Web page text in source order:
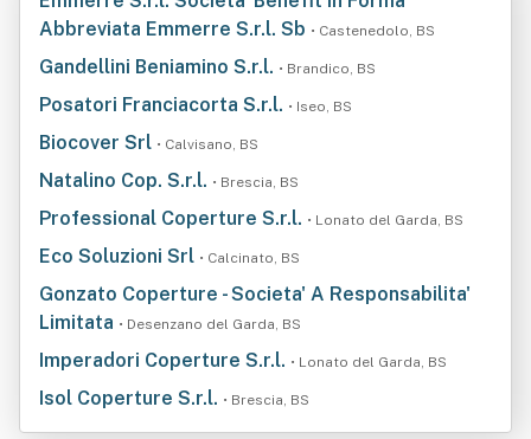
Abbreviata Emmerre S.r.l. Sb • Castenedolo, BS
Gandellini Beniamino S.r.l. • Brandico, BS
Posatori Franciacorta S.r.l. • Iseo, BS
Biocover Srl • Calvisano, BS
Natalino Cop. S.r.l. • Brescia, BS
Professional Coperture S.r.l. • Lonato del Garda, BS
Eco Soluzioni Srl • Calcinato, BS
Gonzato Coperture - Societa' A Responsabilita'
Limitata • Desenzano del Garda, BS
Imperadori Coperture S.r.l. • Lonato del Garda, BS
Isol Coperture S.r.l. • Brescia, BS